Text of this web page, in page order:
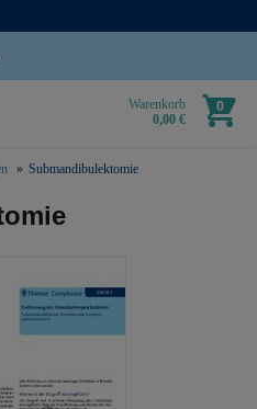
Warenkorb
0,00 €
0
Submandibulektomie